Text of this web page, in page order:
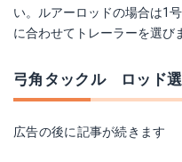
い。ルアーロッドの場合は1
に合わせてトレーラーを選び
弓角タックル ロッド
広告の後に記事が続きます